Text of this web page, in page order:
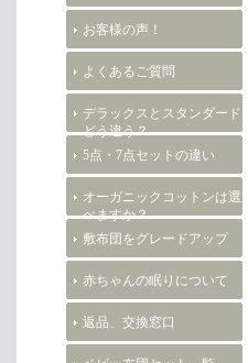
お客様の声！
よくあるご質問
デラックスとスタンダード
どう違う？
5点・7点セットの違い
オーガニックコットンは選
べますか？
敷布団をグレードアップ
赤ちゃんの眠りについて
返品、交換窓口